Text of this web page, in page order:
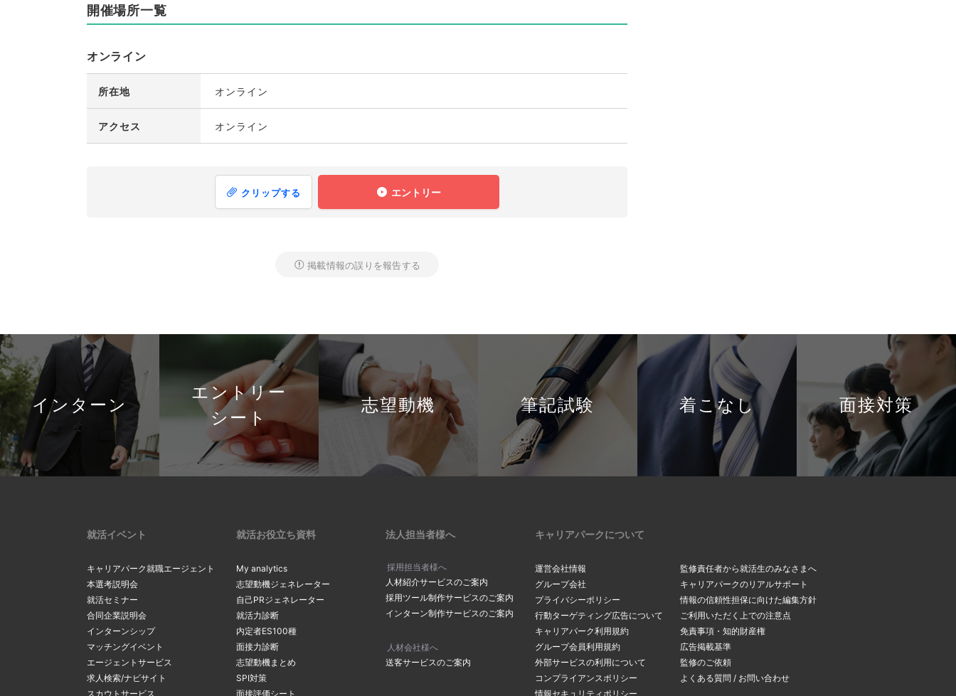
開催場所一覧
オンライン
所在地 オンライン
アクセス オンライン
クリップする エントリー
掲載情報の誤りを報告する
インターン
エントリー
シート
志望動機 筆記試験 着こなし 面接対策
就活イベント
キャリアパーク就職エージェント
本選考説明会
就活セミナー
合同企業説明会
インターンシップ
マッチングイベント
エージェントサービス
求人検索/ナビサイト
スカウトサービス
就活お役立ち資料
My analytics
志望動機ジェネレーター
自己PRジェネレーター
就活力診断
内定者ES100種
面接力診断
志望動機まとめ
SPI対策
面接評価シート
法人担当者様へ
採用担当者様へ
人材紹介サービスのご案内
採用ツール制作サービスのご案内
インターン制作サービスのご案内
人材会社様へ
送客サービスのご案内
キャリアパークについて
運営会社情報
グループ会社
プライバシーポリシー
行動ターゲティング広告について
キャリアパーク利用規約
グループ会員利用規約
外部サービスの利用について
コンプライアンスポリシー
情報セキュリティポリシー
監修責任者から就活生のみなさまへ
キャリアパークのリアルサポート
情報の信頼性担保に向けた編集方針
ご利用いただく上での注意点
免責事項・知的財産権
広告掲載基準
監修のご依頼
よくある質問 / お問い合わせ